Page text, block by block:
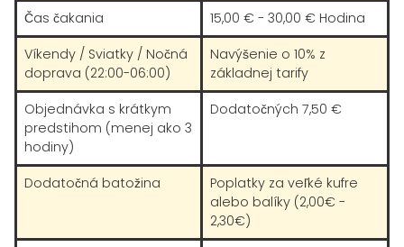
Čas čakania
15,00 € - 30,00 € Hodina
Víkendy / Sviatky / Nočná
doprava (22:00-06:00)
Navýšenie o 10% z
základnej tarify
Objednávka s krátkym
predstihom (menej ako 3
hodiny)
Dodatočných 7,50 €
Dodatočná batožina
Poplatky za veľké kufre
alebo balíky (2,00€ -
2,30€)